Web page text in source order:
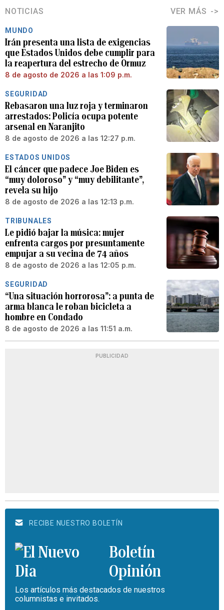
NOTICIAS VER MÁS
MUNDO
Irán presenta una lista de exigencias
que Estados Unidos debe cumplir para
la reapertura del estrecho de Ormuz
8 de agosto de 2026 a las 1:09 p.m.
SEGURIDAD
Rebasaron una luz roja y terminaron
arrestados: Policía ocupa potente
arsenal en Naranjito
8 de agosto de 2026 a las 12:27 p.m.
ESTADOS UNIDOS
El cáncer que padece Joe Biden es
“muy doloroso” y “muy debilitante”,
revela su hijo
8 de agosto de 2026 a las 12:13 p.m.
TRIBUNALES
Le pidió bajar la música: mujer
enfrenta cargos por presuntamente
empujar a su vecina de 74 años
8 de agosto de 2026 a las 12:05 p.m.
SEGURIDAD
“Una situación horrorosa”: a punta de
arma blanca le roban bicicleta a
hombre en Condado
8 de agosto de 2026 a las 11:51 a.m.
PUBLICIDAD
RECIBE NUESTRO BOLETÍN
Boletín
Opinión
Los artículos más destacados de nuestros
columnistas e invitados.